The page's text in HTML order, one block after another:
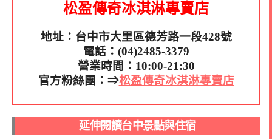
松盈傳奇冰淇淋專賣店
地址：台中市大里區德芳路一段428號
電話：(04)2485-3379
營業時間：10:00-21:30
官方粉絲團：⇒松盈傳奇冰淇淋專賣店
延伸閱讀台中景點與住宿